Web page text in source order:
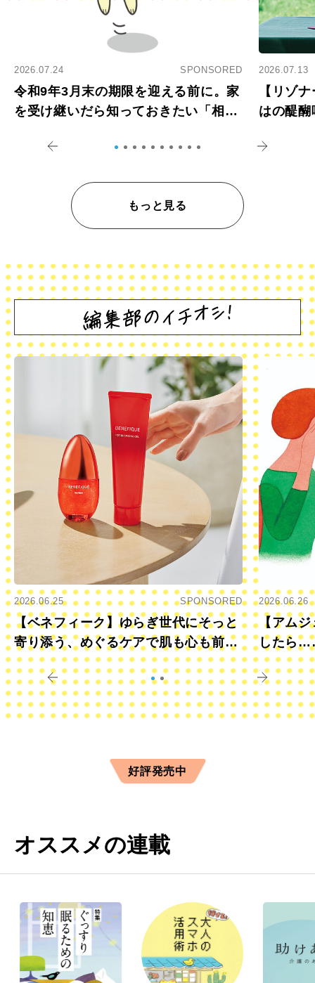
2026.07.24 SPONSORED
令和9年3月末の期限を迎える前に。家
を受け継いだら知っておきたい「相続
2026.07.13
【リゾ
はの醍
もっと見る
2026.06.25 SPONSORED
【ベネフィーク】ゆらぎ世代にそっと
寄り添う、めぐるケアで肌も心も前向
きに
2026.06.26
【アムジ
したら
すか？
好評発売中
オススメの連載